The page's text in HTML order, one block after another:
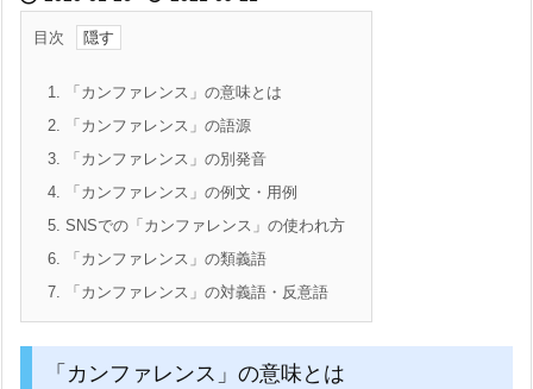
目次
1. 「カンファレンス」の意味とは
2. 「カンファレンス」の語源
3. 「カンファレンス」の別発音
4. 「カンファレンス」の例文・用例
5. SNSでの「カンファレンス」の使われ方
6. 「カンファレンス」の類義語
7. 「カンファレンス」の対義語・反意語
「カンファレンス」の意味とは